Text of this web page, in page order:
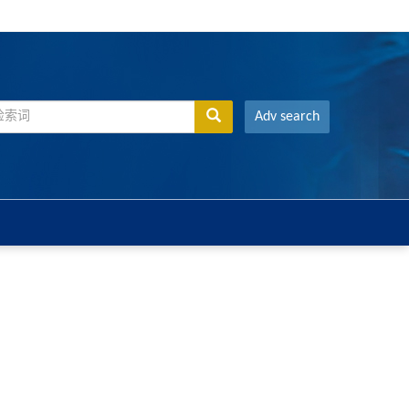
Adv search